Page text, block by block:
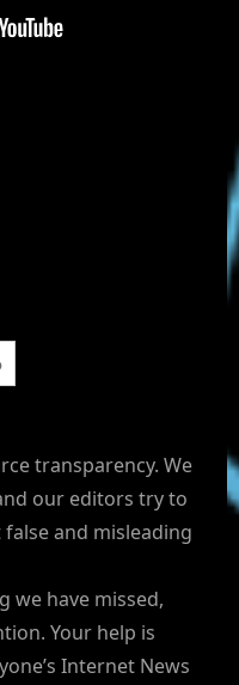
transparency. We
our editors try to
and misleading
we have missed,
Your help is
Internet News